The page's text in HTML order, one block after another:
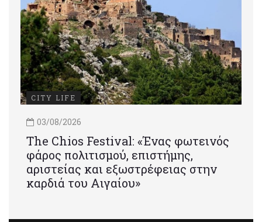
CITY LIFE
03/08/2026
Τhe Chios Festival: «Ένας φωτεινός
φάρος πολιτισμού, επιστήμης,
αριστείας και εξωστρέφειας στην
καρδιά του Αιγαίου»